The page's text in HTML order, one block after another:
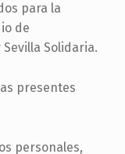
para la
de
Solidaria.
presentes
personales,